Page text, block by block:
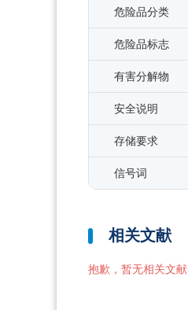
危险品分类
危险品标志
有害分解物
安全说明
存储要求
信号词
相关文献
抱歉，暂无相关文献